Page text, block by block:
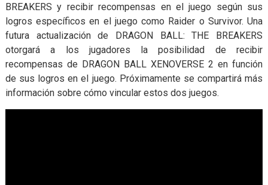
BREAKERS y recibir recompensas en el juego según sus
logros específicos en el juego como Raider o Survivor. Una
futura actualización de DRAGON BALL: THE BREAKERS
otorgará a los jugadores la posibilidad de recibir
recompensas de DRAGON BALL XENOVERSE 2 en función
de sus logros en el juego. Próximamente se compartirá más
información sobre cómo vincular estos dos juegos.